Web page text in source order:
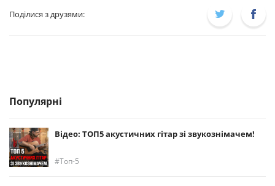
Поділися з друзями:
Популярні
Відео: ТОП5 акустичних гітар зі звукознімачем!
Топ-5